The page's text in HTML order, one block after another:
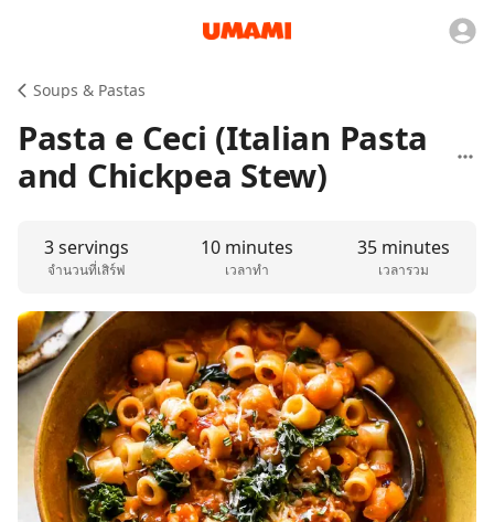
Soups & Pastas
Pasta e Ceci (Italian Pasta
and Chickpea Stew)
3 servings
จำนวนที่เสิร์ฟ
10 minutes
เวลาทำ
35 minutes
เวลารวม